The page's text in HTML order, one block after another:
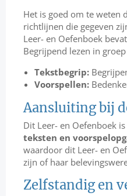
Het is goed om te weten
richtlijnen die gegeven
Leer- en Oefenboek
Begrijpend lezen in
Tekstbegrip:
Voorspellen:
Aansluiting bij
Dit Leer- en Oefenboek
teksten en
waardoor dit Leer- en
zijn of haar
Zelfstandig en